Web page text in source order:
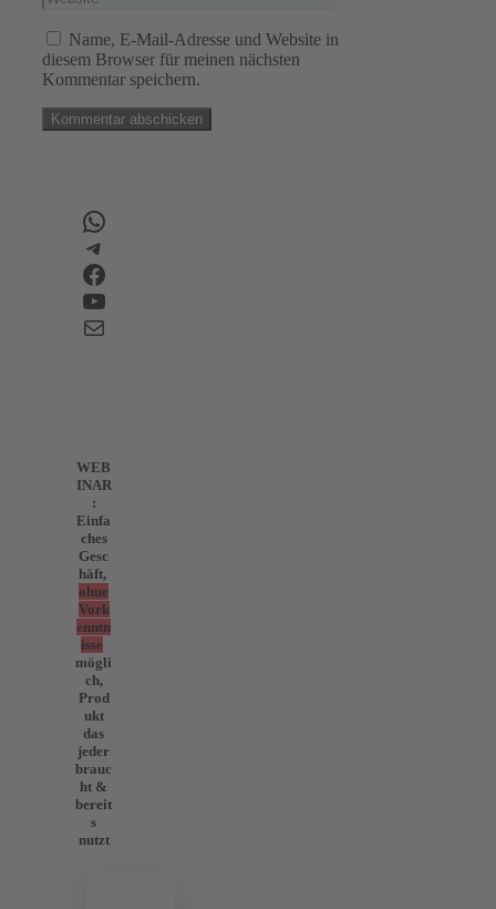
Name, E-Mail-Adresse und Website in
diesem Browser für meinen nächsten
Kommentar speichern.
WhatsApp
Telegram
Facebook
YouTube
E-Mail
WEB
INAR
:
Einfa
ches
Gesc
häft,
ohne
Vork
enntn
isse
mögli
ch,
Prod
ukt
das
jeder
brauc
ht &
bereit
s
nutzt